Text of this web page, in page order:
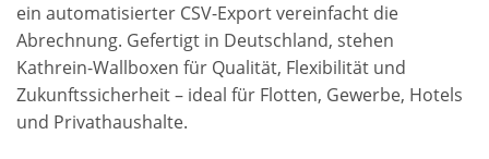
ein automatisierter CSV-Export vereinfacht die
Abrechnung. Gefertigt in Deutschland, stehen
Kathrein-Wallboxen für Qualität, Flexibilität und
Zukunftssicherheit – ideal für Flotten, Gewerbe, Hotels
und Privathaushalte.